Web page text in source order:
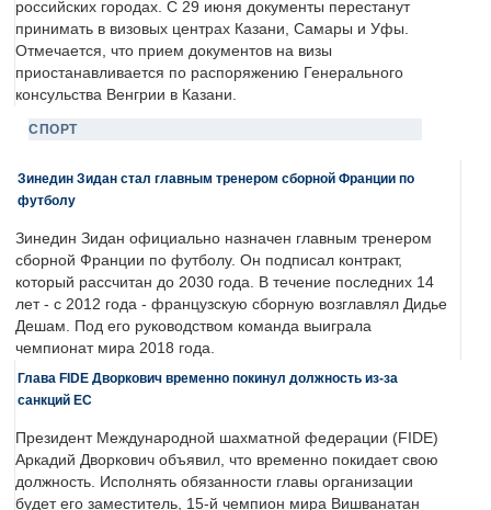
российских городах. С 29 июня документы перестанут
принимать в визовых центрах Казани, Самары и Уфы.
Отмечается, что прием документов на визы
приостанавливается по распоряжению Генерального
консульства Венгрии в Казани.
СПОРТ
Зинедин Зидан стал главным тренером сборной Франции по
футболу
Зинедин Зидан официально назначен главным тренером
сборной Франции по футболу. Он подписал контракт,
который рассчитан до 2030 года. В течение последних 14
лет - с 2012 года - французскую сборную возглавлял Дидье
Дешам. Под его руководством команда выиграла
чемпионат мира 2018 года.
Глава FIDE Дворкович временно покинул должность из-за
санкций ЕС
Президент Международной шахматной федерации (FIDE)
Аркадий Дворкович объявил, что временно покидает свою
должность. Исполнять обязанности главы организации
будет его заместитель, 15-й чемпион мира Вишванатан